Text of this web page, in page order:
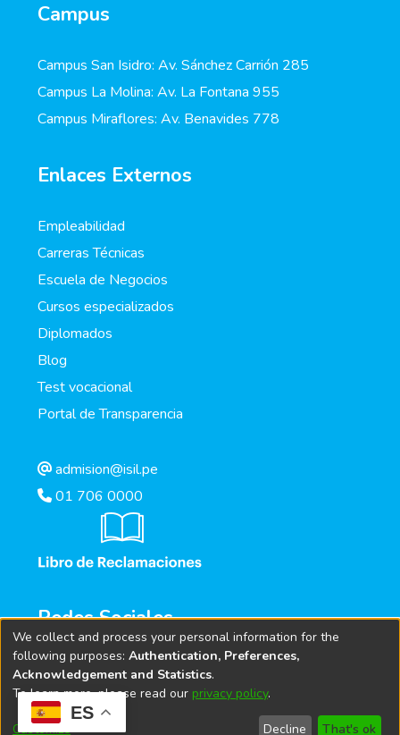
ES
Campus
Campus San Isidro: Av. Sánchez Carrión 285
Campus La Molina: Av. La Fontana 955
Campus Miraflores: Av. Benavides 778
Enlaces Externos
Empleabilidad
Carreras Técnicas
Escuela de Negocios
Cursos especializados
Diplomados
Blog
Test vocacional
Portal de Transparencia
admision@isil.pe
01 706 0000
Redes Sociales
We collect and process your personal information for the
following purposes: Authentication, Preferences,
Acknowledgement and Statistics.
To learn more, please read our privacy policy.
Customize Decline That's ok